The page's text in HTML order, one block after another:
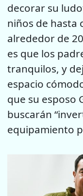
decorar su
niños de hasta
alrededor de
es que los
tranquilos, y
espacio
que su esposo
buscarán
equipamiento